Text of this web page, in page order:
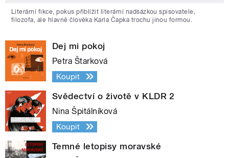
Literární fikce, pokus přiblížit literární nadsázkou spisovatele,
filozofa, ale hlavně člověka Karla Čapka trochu jinou formou.
Dej mi pokoj
Petra Štarková
Koupit
Svědectví o životě v KLDR 2
Nina Špitálníková
Koupit
Temné letopisy moravské